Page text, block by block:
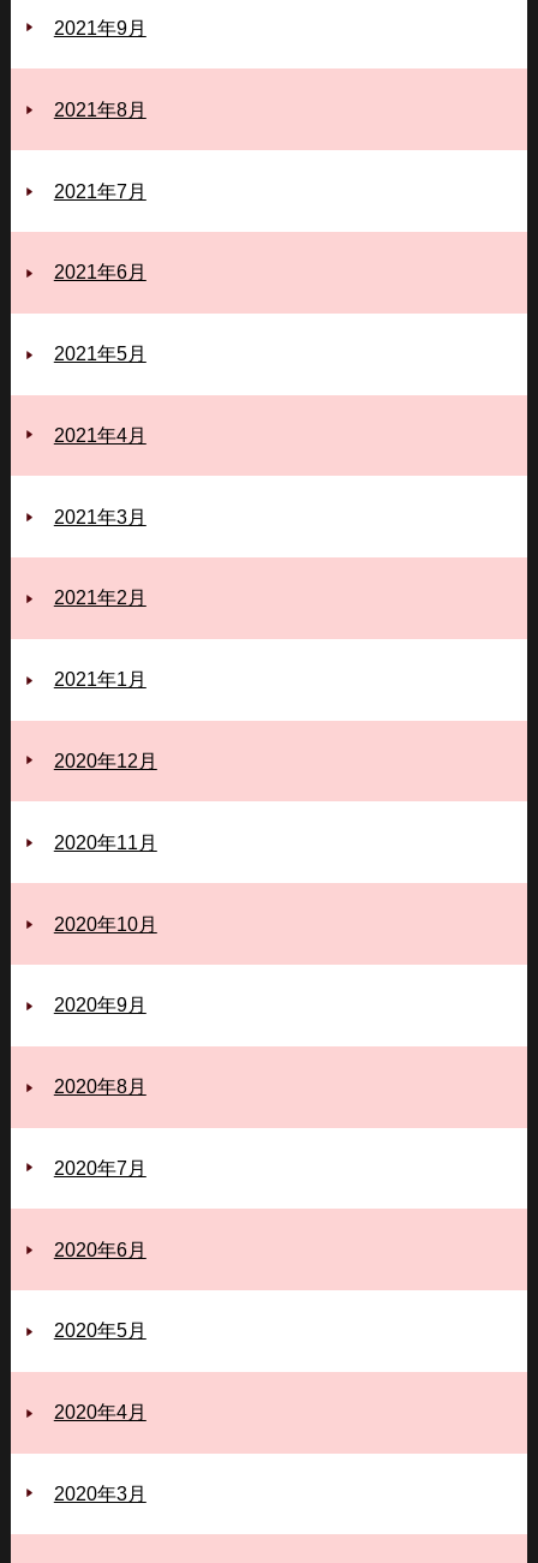
2021年9月
2021年8月
2021年7月
2021年6月
2021年5月
2021年4月
2021年3月
2021年2月
2021年1月
2020年12月
2020年11月
2020年10月
2020年9月
2020年8月
2020年7月
2020年6月
2020年5月
2020年4月
2020年3月